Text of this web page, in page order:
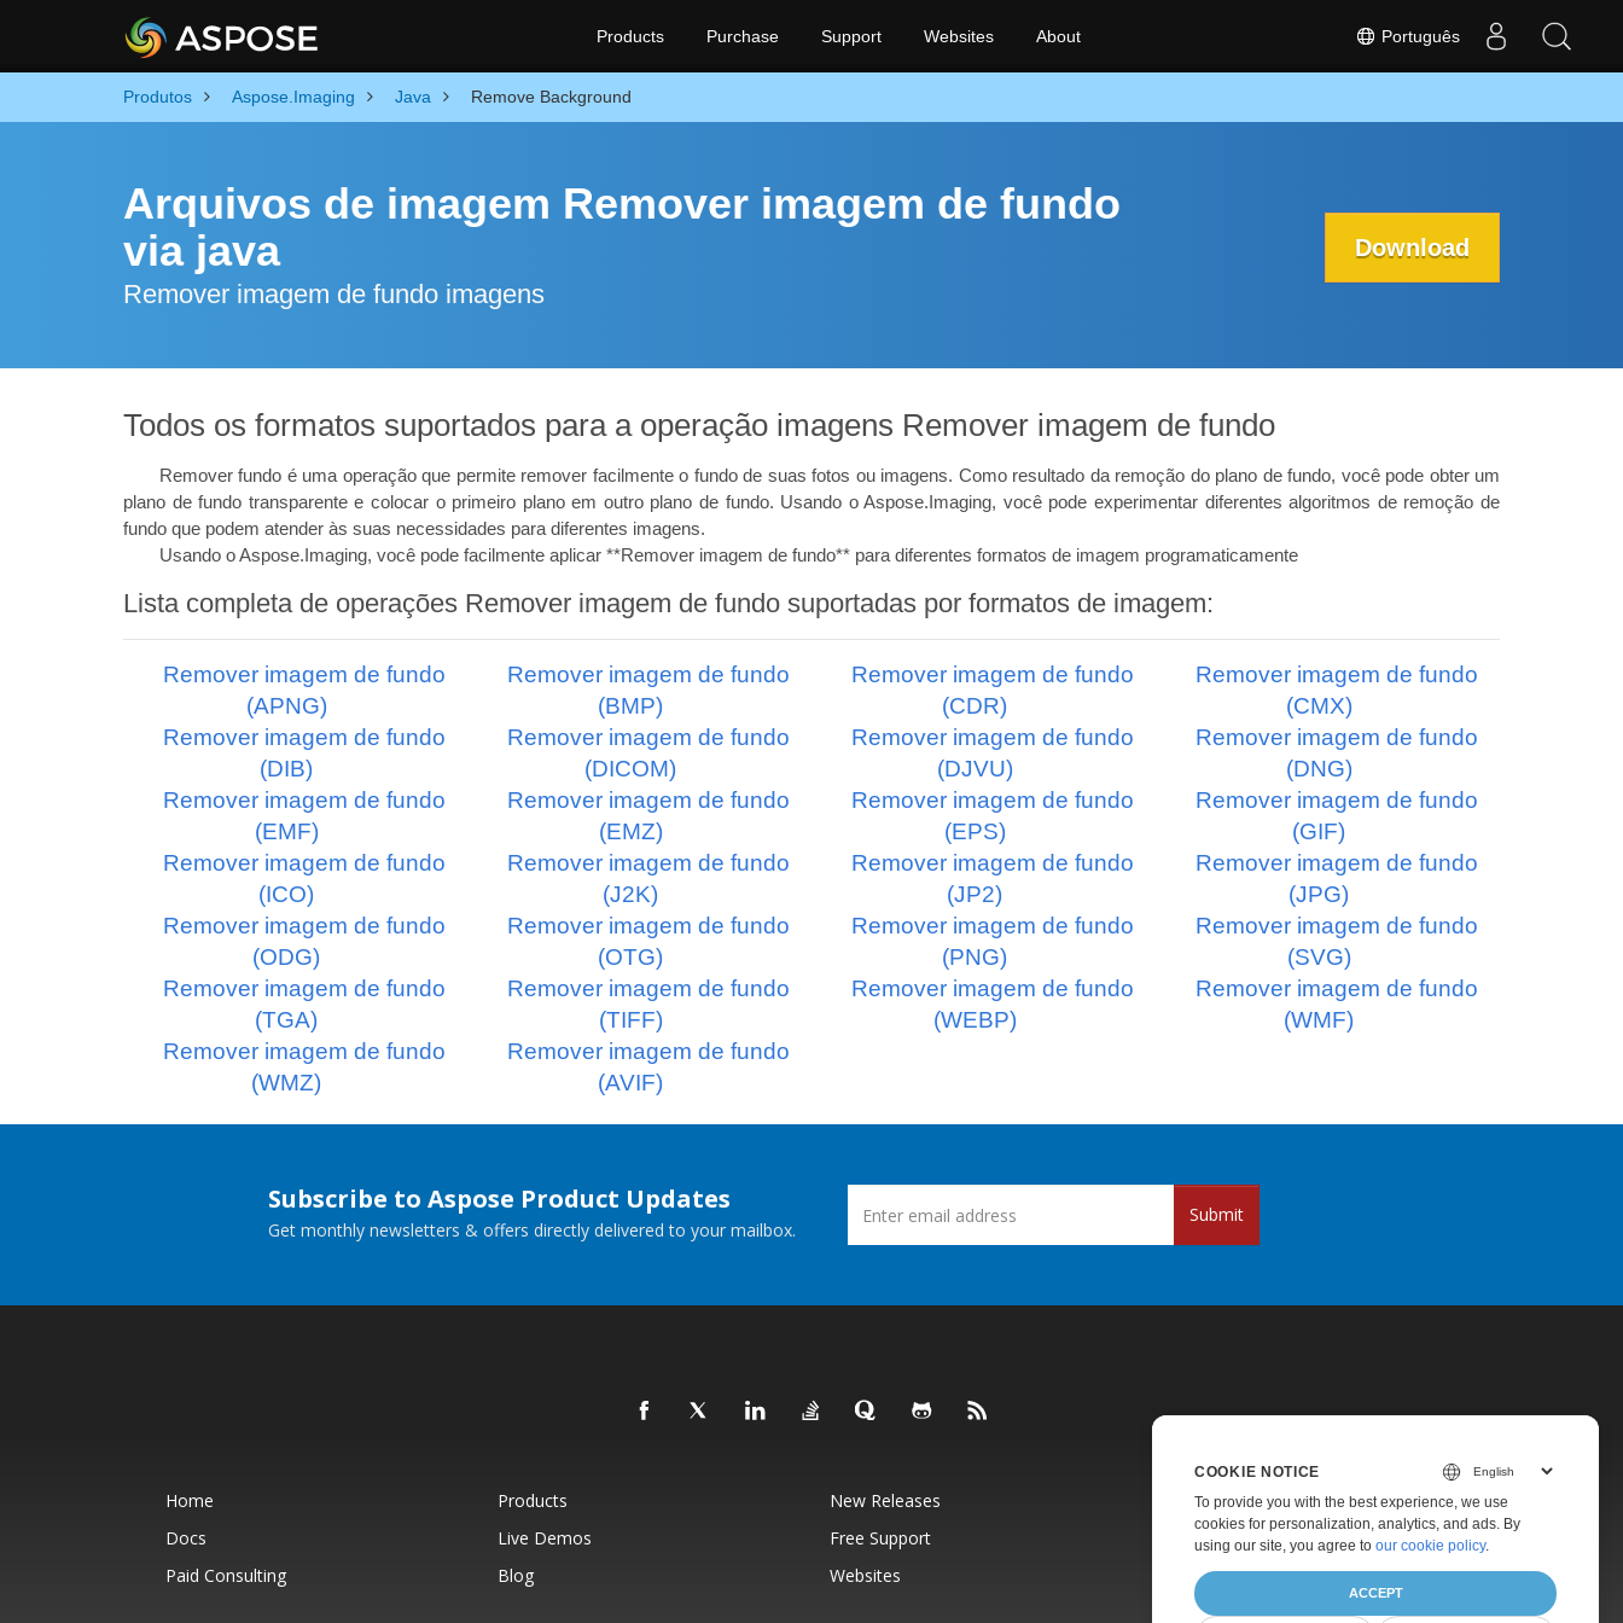
Português
Products Purchase Support Websites About
Produtos Aspose.Imaging Java Remove Background
Arquivos de imagem Remover imagem de fundo
via java
Remover imagem de fundo imagens
Download
Todos os formatos suportados para a operação imagens Remover imagem de fundo
Remover fundo é uma operação que permite remover facilmente o fundo de suas fotos ou imagens. Como resultado da remoção do plano de fundo, você pode obter um
plano de fundo transparente e colocar o primeiro plano em outro plano de fundo. Usando o Aspose.Imaging, você pode experimentar diferentes algoritmos de remoção de
fundo que podem atender às suas necessidades para diferentes imagens.
Usando o Aspose.Imaging, você pode facilmente aplicar **Remover imagem de fundo** para diferentes formatos de imagem programaticamente
Lista completa de operações Remover imagem de fundo suportadas por formatos de imagem:
Remover imagem de fundo
(APNG)
Remover imagem de fundo
(BMP)
Remover imagem de fundo
(CDR)
Remover imagem de fundo
(CMX)
Remover imagem de fundo
(DIB)
Remover imagem de fundo
(DICOM)
Remover imagem de fundo
(DJVU)
Remover imagem de fundo
(DNG)
Remover imagem de fundo
(EMF)
Remover imagem de fundo
(EMZ)
Remover imagem de fundo
(EPS)
Remover imagem de fundo
(GIF)
Remover imagem de fundo
(ICO)
Remover imagem de fundo
(J2K)
Remover imagem de fundo
(JP2)
Remover imagem de fundo
(JPG)
Remover imagem de fundo
(ODG)
Remover imagem de fundo
(OTG)
Remover imagem de fundo
(PNG)
Remover imagem de fundo
(SVG)
Remover imagem de fundo
(TGA)
Remover imagem de fundo
(TIFF)
Remover imagem de fundo
(WEBP)
Remover imagem de fundo
(WMF)
Remover imagem de fundo
(WMZ)
Remover imagem de fundo
(AVIF)
Subscribe to Aspose Product Updates
Get monthly newsletters & offers directly delivered to your mailbox.
Submit
Home Products New Releases
Pricing
Docs
Live Demos Free Support
Paid Support
Paid Consulting
Blog Websites About
COOKIE NOTICE
To provide you with the best experience, we use
cookies for personalization, analytics, and ads. By
using our site, you agree to our cookie policy.
ACCEPT